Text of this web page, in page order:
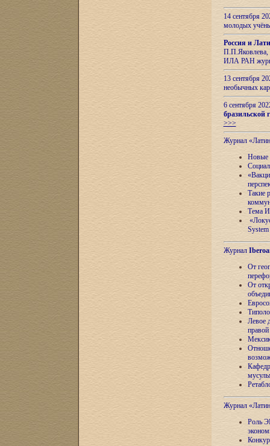
14 сентября
молодых
Россия и
П.П.Яковлева,
ИЛА РАН
13 сентября
необычных
6 сентября
бразильской
>>>
Журнал
Новые
Такие
Тема
Журнал
От
От
Левое
Журнал
Роль